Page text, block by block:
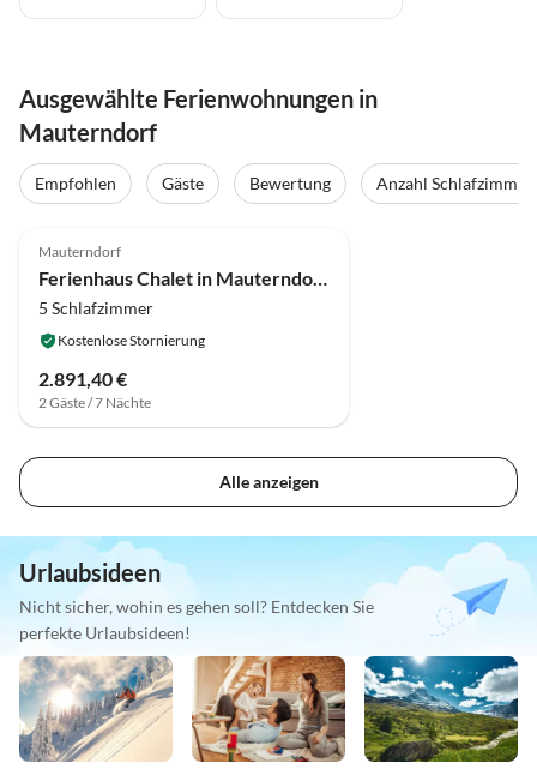
Ausgewählte Ferienwohnungen in
Mauterndorf
Empfohlen Gäste Bewertung
Anzahl Schlafzimmer
Mauterndorf
5 Schlafzimmer
Kostenlose Stornierung
2.891,40 €
2 Gäste / 7 Nächte
Alle anzeigen
Urlaubsideen
Nicht sicher, wohin es gehen soll? Entdecken Sie
perfekte Urlaubsideen!